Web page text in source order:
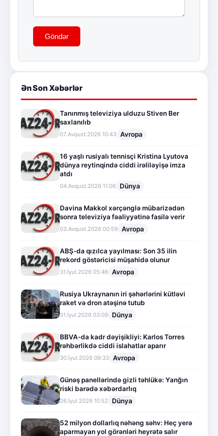
Göndər
Ən Son Xəbərlər
Tanınmış televiziya ulduzu Stiven Ber
saxlanılıb
07.Avqust.2026 10:43 Avropa
16 yaşlı rusiyalı tennisçi Kristina Lyutova
dünya reytinqində ciddi irəliləyişə imza
atdı
04.Avqust.2026 11:06 Dünya
Davina Makkol xərçənglə mübarizədən
sonra televiziya fəaliyyətinə fasilə verir
03.Avqust.2026 00:59 Avropa
ABŞ-da qızılca yayılması: Son 35 ilin
rekord göstəricisi müşahidə olunur
31.İyul.2026 05:46 Avropa
Rusiya Ukraynanın iri şəhərlərini kütləvi
raket və dron atəşinə tutub
31.İyul.2026 03:09 Dünya
BBVA-da kadr dəyişikliyi: Karlos Torres
rəhbərlikdə ciddi islahatlar aparır
30.İyul.2026 09:33 Avropa
Günəş panellərində gizli təhlükə: Yanğın
riski barədə xəbərdarlıq
26.İyul.2026 10:52 Dünya
52 milyon dollarlıq nəhəng səhv: Heç yerə
aparmayan yol görənləri heyrətə salır